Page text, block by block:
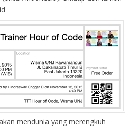
mendunia yang merengkuh